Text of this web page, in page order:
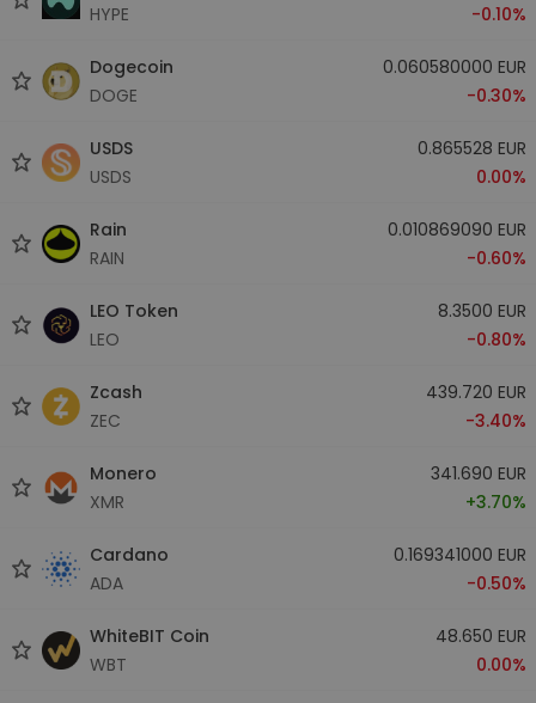
HYPE
-0.10%
Dogecoin
DOGE
0.060580000 EUR
-0.30%
USDS
USDS
0.865528 EUR
0.00%
Rain
RAIN
0.010869090 EUR
-0.60%
LEO Token
LEO
8.3500 EUR
-0.80%
Zcash
ZEC
439.720 EUR
-3.40%
Monero
XMR
341.690 EUR
+3.70%
Cardano
ADA
0.169341000 EUR
-0.50%
WhiteBIT Coin
WBT
48.650 EUR
0.00%